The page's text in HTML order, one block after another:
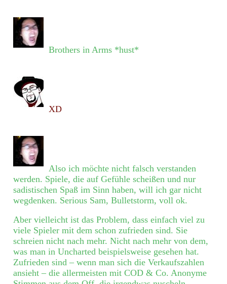
Brothers in Arms *hust*
XD
Also ich möchte nicht falsch verstanden
werden. Spiele, die auf Gefühle scheißen und nur
sadistischen Spaß im Sinn haben, will ich gar nicht
wegdenken. Serious Sam, Bulletstorm, voll ok.
Aber vielleicht ist das Problem, dass einfach viel zu
viele Spieler mit dem schon zufrieden sind. Sie
schreien nicht nach mehr. Nicht nach mehr von dem,
was man in Uncharted beispielsweise gesehen hat.
Zufrieden sind – wenn man sich die Verkaufszahlen
ansieht – die allermeisten mit COD & Co. Anonyme